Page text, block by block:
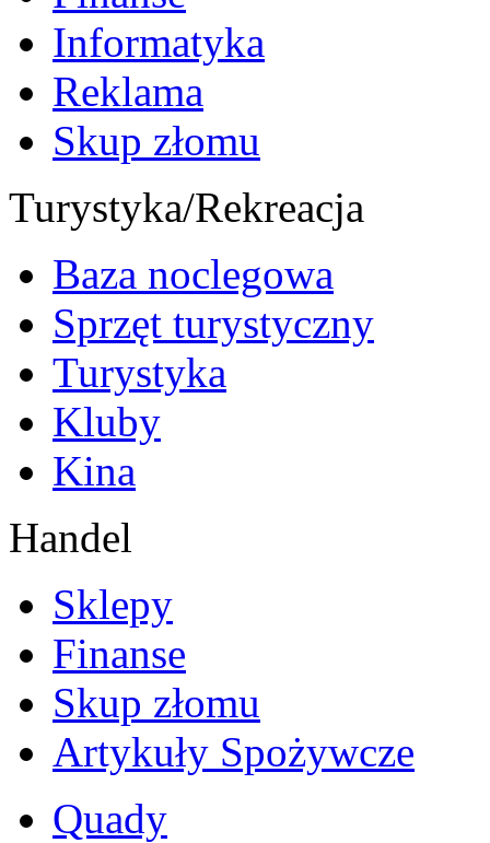
Informatyka
Reklama
Skup złomu
Turystyka/Rekreacja
Baza noclegowa
Sprzęt turystyczny
Turystyka
Kluby
Kina
Handel
Sklepy
Finanse
Skup złomu
Artykuły Spożywcze
Quady